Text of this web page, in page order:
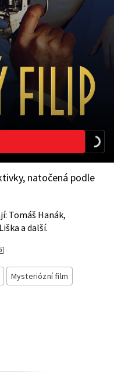
natočená podle
Tomáš Hanák,
a další.
Mysteriózní film